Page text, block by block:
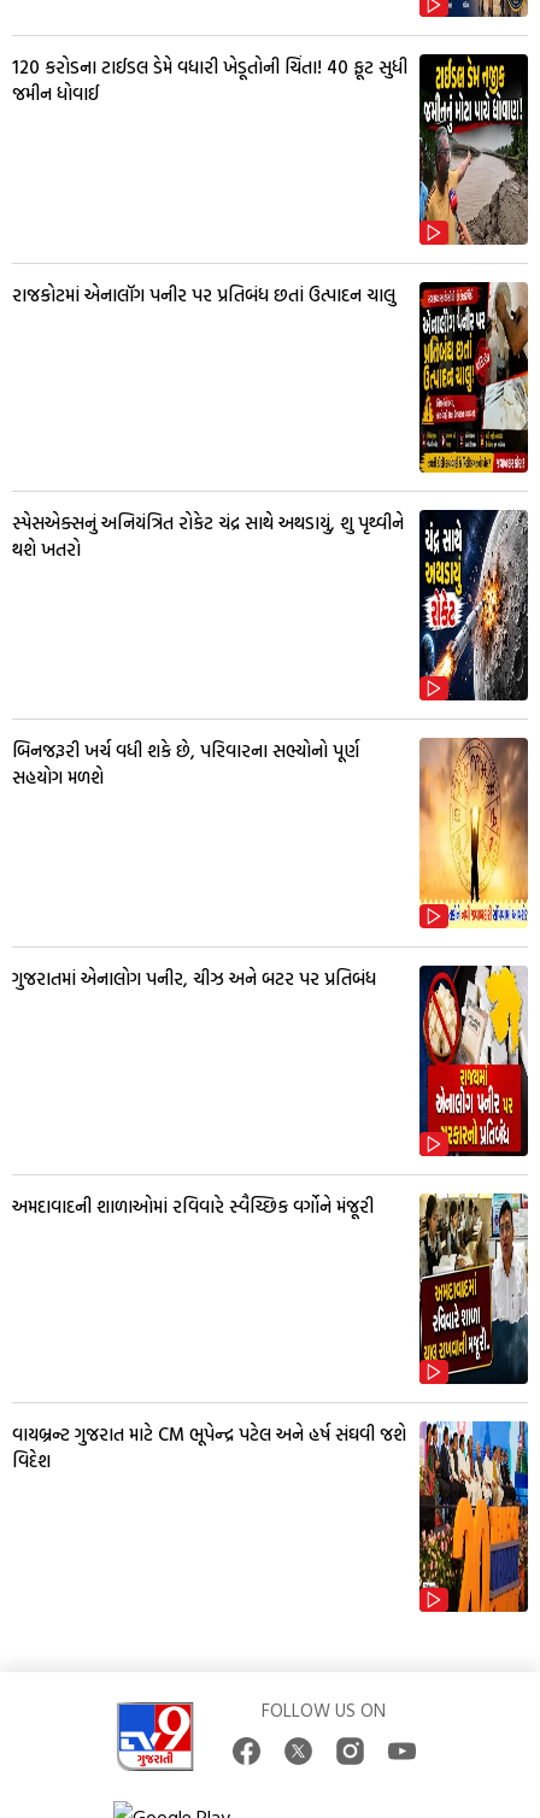
₹120 કરોડના ટાઈડલ ડેમે વધારી ખેડૂતોની ચિંતા! 40 ફૂટ સુધી
જમીન ધોવાઈ
રાજકોટમાં એનાલૉગ પનીર પર પ્રતિબંધ છતાં ઉત્પાદન ચાલુ
સ્પેસએક્સનું અનિયંત્રિત રોકેટ ચંદ્ર સાથે અથડાયું, શુ પૃથ્વીને
થશે ખતરો
બિનજરૂરી ખર્ચ વધી શકે છે, પરિવારના સભ્યોનો પૂર્ણ
સહયોગ મળશે
ગુજરાતમાં એનાલોગ પનીર, ચીઝ અને બટર પર પ્રતિબંધ
અમદાવાદની શાળાઓમાં રવિવારે સ્વૈચ્છિક વર્ગોને મંજૂરી
વાયબ્રન્ટ ગુજરાત માટે CM ભૂપેન્દ્ર પટેલ અને હર્ષ સંઘવી જશે
વિદેશ
FOLLOW US ON